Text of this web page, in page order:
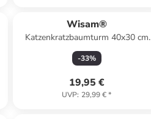
Wisam®
Katzenkratzbaumturm 40x30 cm
Kratzbaum
-33%
19,95 €
UVP: 29,99 €*